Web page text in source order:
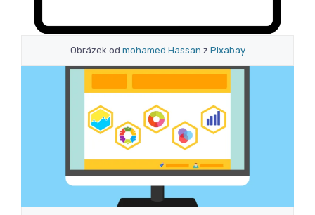
Obrázek od mohamed Hassan z Pixabay